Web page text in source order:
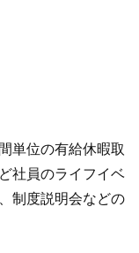
単位の有給休暇取
社員のライフイベ
制度説明会などの